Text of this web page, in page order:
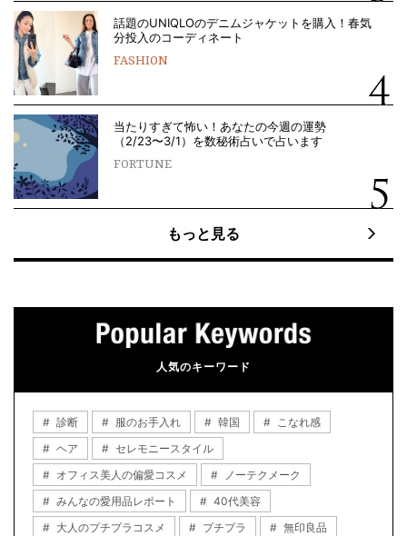
話題のUNIQLOのデニムジャケットを購入！春気
分投入のコーディネート
FASHION
当たりすぎて怖い！あなたの今週の運勢
（2/23〜3/1）を数秘術占いで占います
FORTUNE
もっと見る
人気のキーワード
診断 服のお手入れ 韓国
こなれ感
ヘア
セレモニースタイル
オフィス美人の偏愛コスメ
ノーテクメーク
みんなの愛用品レポート
40代美容
大人のプチプラコスメ
プチプラ
無印良品